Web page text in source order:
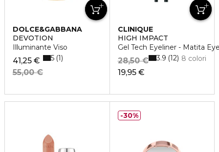
DOLCE&GABBANA
DEVOTION
Illuminante Viso
41,25 €
55,00 €
5 1
CLINIQUE
HIGH IMPACT
Gel Tech Eyeliner - Matita
19,95 €
28,50 € 8 colori
3.9 12
30%